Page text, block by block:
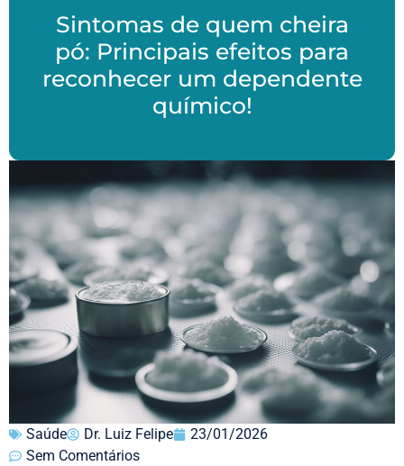
Sintomas de quem cheira
pó: Principais efeitos para
reconhecer um dependente
químico!
Saúde Dr. Luiz Felipe
23/01/2026
Sem Comentários